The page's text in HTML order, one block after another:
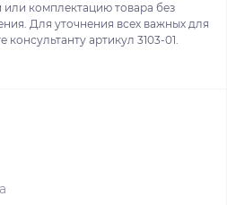
или комплектацию товара без
Для уточнения всех важных для
артикул 3103-01.